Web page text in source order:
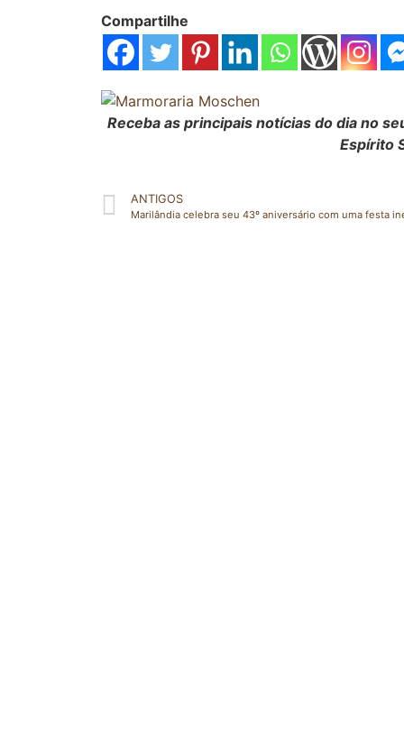
Compartilhe
Receba as principais notícias do dia no
Espírito
ANTIGOS